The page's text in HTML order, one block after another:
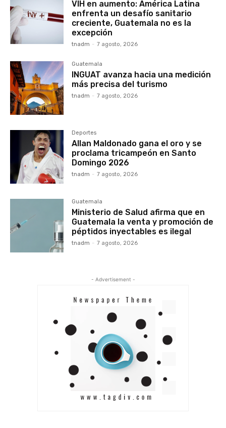
VIH en aumento: América Latina
enfrenta un desafío sanitario
creciente, Guatemala no es la
excepción
tnadm - 7 agosto, 2026
Guatemala
INGUAT avanza hacia una medición
más precisa del turismo
tnadm - 7 agosto, 2026
Deportes
Allan Maldonado gana el oro y se
proclama tricampeón en Santo
Domingo 2026
tnadm - 7 agosto, 2026
Guatemala
Ministerio de Salud afirma que en
Guatemala la venta y promoción de
péptidos inyectables es ilegal
tnadm - 7 agosto, 2026
- Advertisement -